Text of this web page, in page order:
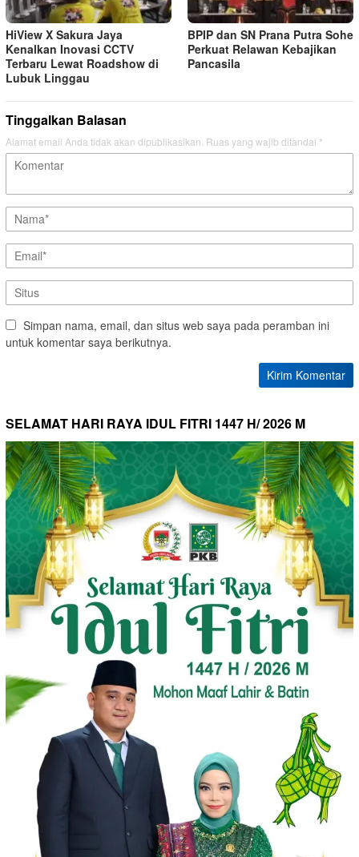
HiView X Sakura Jaya
Kenalkan Inovasi CCTV
Terbaru Lewat Roadshow di
Lubuk Linggau
BPIP dan SN Prana Putra Sohe
Perkuat Relawan Kebajikan
Pancasila
Tinggalkan Balasan
Alamat email Anda tidak akan dipublikasikan. Ruas yang wajib ditandai *
Simpan nama, email, dan situs web saya pada peramban ini
untuk komentar saya berikutnya.
SELAMAT HARI RAYA IDUL FITRI 1447 H/ 2026 M